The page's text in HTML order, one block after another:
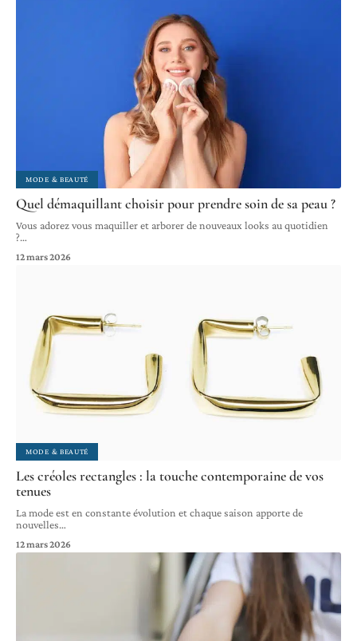
MODE & BEAUTÉ
Quel démaquillant choisir pour prendre soin de sa peau ?
Vous adorez vous maquiller et arborer de nouveaux looks au quotidien
?…
12 mars 2026
MODE & BEAUTÉ
Les créoles rectangles : la touche contemporaine de vos
tenues
La mode est en constante évolution et chaque saison apporte de
nouvelles…
12 mars 2026